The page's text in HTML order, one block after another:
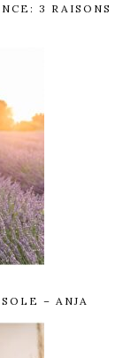
3 RAISONS
– ANJA